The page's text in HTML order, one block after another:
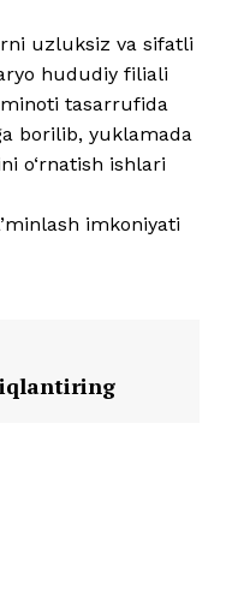
uzluksiz va sifatli
hududiy filiali
tasarrufida
borilib, yuklamada
o‘rnatish ishlari
imkoniyati